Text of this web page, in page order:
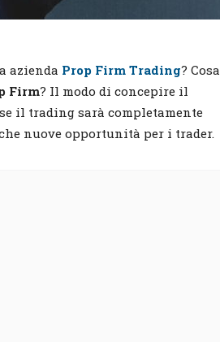
azienda Prop Firm Trading? Cosa
Firm? Il modo di concepire il
il trading sarà completamente
nuove opportunità per i trader.